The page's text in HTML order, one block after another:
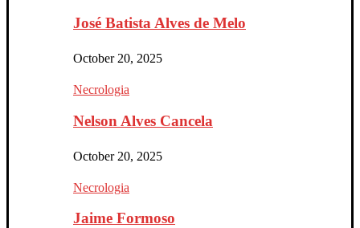
José Batista Alves de Melo
October 20, 2025
Necrologia
Nelson Alves Cancela
October 20, 2025
Necrologia
Jaime Formoso